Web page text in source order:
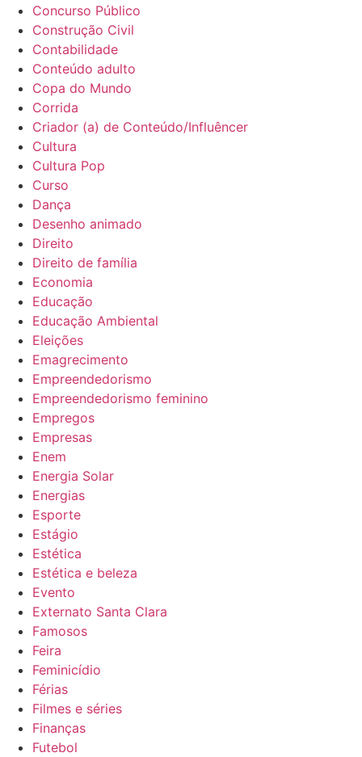
Concurso Público
Construção Civil
Contabilidade
Conteúdo adulto
Copa do Mundo
Corrida
Criador (a) de Conteúdo/Influêncer
Cultura
Cultura Pop
Curso
Dança
Desenho animado
Direito
Direito de família
Economia
Educação
Educação Ambiental
Eleições
Emagrecimento
Empreendedorismo
Empreendedorismo feminino
Empregos
Empresas
Enem
Energia Solar
Energias
Esporte
Estágio
Estética
Estética e beleza
Evento
Externato Santa Clara
Famosos
Feira
Feminicídio
Férias
Filmes e séries
Finanças
Futebol